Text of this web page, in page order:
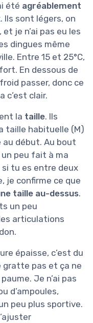
été agréablement
Ils sont légers, on
je n’ai pas eu les
dingues même
Entre 15 et 25°C,
En dessous de
passer, donc ce
c’est clair.
la taille. Ils
taille habituelle (M)
au début. Au bout
un peu fait à ma
si tu es entre deux
je confirme ce que
taille au-dessus.
un peu
articulations
épaisse, c’est du
gratte pas et ça ne
Je n’ai pas
d’ampoules,
peu plus sportive.